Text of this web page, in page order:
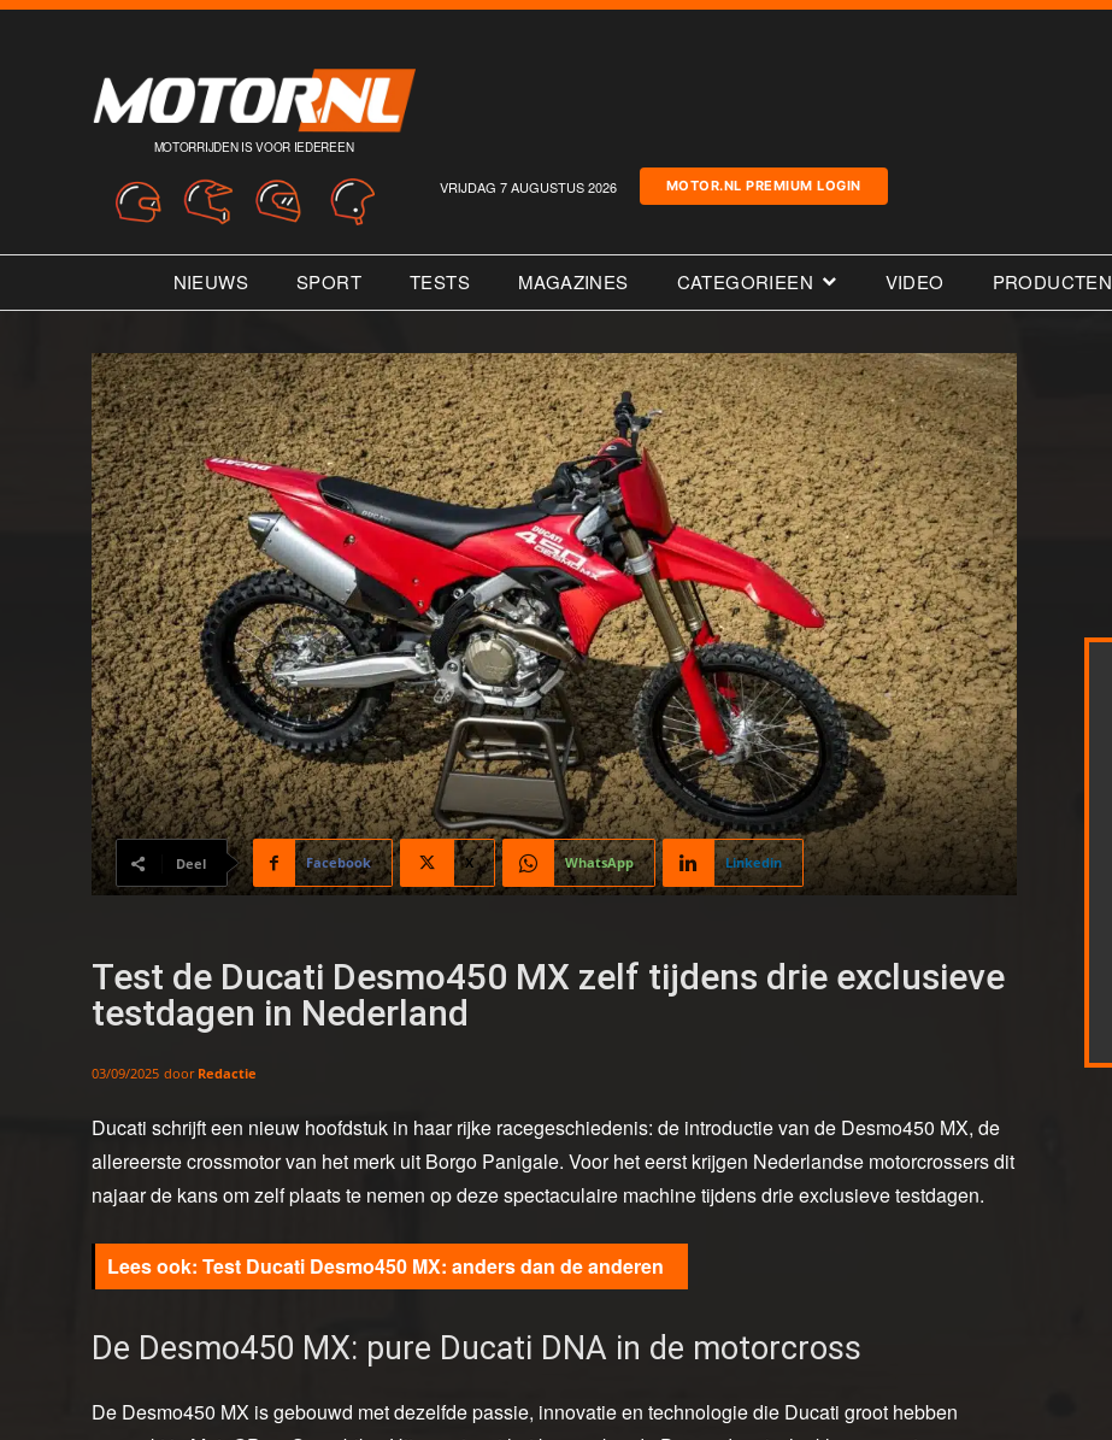
MOTORRIJDEN IS VOOR IEDEREEN
VRIJDAG 7 AUGUSTUS 2026 MOTOR.NL PREMIUM LOGIN
NIEUWS SPORT TESTS MAGAZINES CATEGORIEEN VIDEO PRODUCTEN
Deel Facebook X WhatsApp Linkedin
Test de Ducati Desmo450 MX zelf tijdens drie exclusieve
testdagen in Nederland
03/09/2025 door Redactie
Ducati schrijft een nieuw hoofdstuk in haar rijke racegeschiedenis: de introductie van de Desmo450 MX, de
allereerste crossmotor van het merk uit Borgo Panigale. Voor het eerst krijgen Nederlandse motorcrossers dit
najaar de kans om zelf plaats te nemen op deze spectaculaire machine tijdens drie exclusieve testdagen.
Test Ducati Desmo450 MX: anders dan de anderen
De Desmo450 MX: pure Ducati DNA in de motorcross
De Desmo450 MX is gebouwd met dezelfde passie, innovatie en technologie die Ducati groot hebben